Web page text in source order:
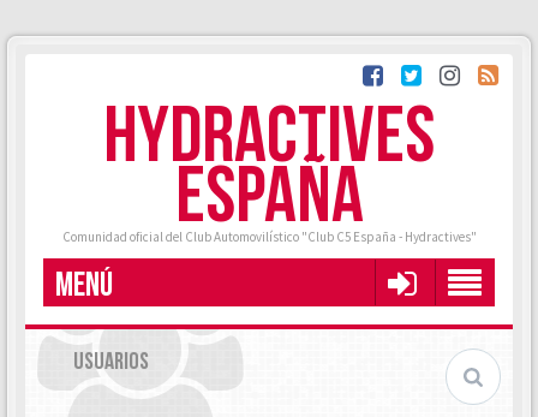
HYDRACTIVES
ESPAÑA
Comunidad oficial del Club Automovilístico "Club C5 España - Hydractives"
MENÚ
USUARIOS